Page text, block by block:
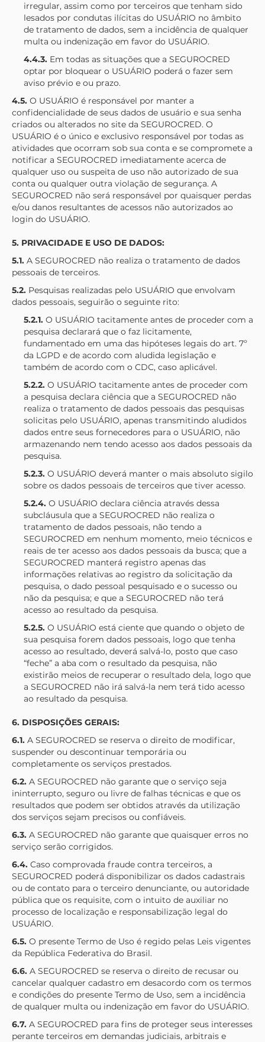
irregular, assim como por terceiros que tenham sido
lesados por condutas ilícitas do USUÁRIO no âmbito
de tratamento de dados, sem a incidência de qualquer
multa ou indenização em favor do USUÁRIO.
4.4.3. Em todas as situações que a SEGUROCRED
optar por bloquear o USUÁRIO poderá o fazer sem
aviso prévio e ou prazo.
4.5. O USUÁRIO é responsável por manter a
confidencialidade de seus dados de usuário e sua senha
criados ou alterados no site da SEGUROCRED. O
USUÁRIO é o único e exclusivo responsável por todas as
atividades que ocorram sob sua conta e se compromete a
notificar a SEGUROCRED imediatamente acerca de
qualquer uso ou suspeita de uso não autorizado de sua
conta ou qualquer outra violação de segurança. A
SEGUROCRED não será responsável por quaisquer perdas
e/ou danos resultantes de acessos não autorizados ao
login do USUÁRIO.
5. PRIVACIDADE E USO DE DADOS:
5.1. A SEGUROCRED não realiza o tratamento de dados
pessoais de terceiros.
5.2. Pesquisas realizadas pelo USUÁRIO que envolvam
dados pessoais, seguirão o seguinte rito:
5.2.1. O USUÁRIO tacitamente antes de proceder com a
pesquisa declarará que o faz licitamente,
fundamentado em uma das hipóteses legais do art. 7º
da LGPD e de acordo com aludida legislação e
também de acordo com o CDC, caso aplicável.
5.2.2. O USUÁRIO tacitamente antes de proceder com
a pesquisa declara ciência que a SEGUROCRED não
realiza o tratamento de dados pessoais das pesquisas
solicitas pelo USUÁRIO, apenas transmitindo aludidos
dados entre seus fornecedores para o USUÁRIO, não
armazenando nem tendo acesso aos dados pessoais da
pesquisa.
5.2.3. O USUÁRIO deverá manter o mais absoluto sigilo
sobre os dados pessoais de terceiros que tiver acesso.
5.2.4. O USUÁRIO declara ciência através dessa
subcláusula que a SEGUROCRED não realiza o
tratamento de dados pessoais, não tendo a
SEGUROCRED em nenhum momento, meio técnicos e
reais de ter acesso aos dados pessoais da busca; que a
SEGUROCRED manterá registro apenas das
informações relativas ao registro da solicitação da
pesquisa, o dado pessoal pesquisado e o sucesso ou
não da pesquisa; e que a SEGUROCRED não terá
acesso ao resultado da pesquisa.
5.2.5. O USUÁRIO está ciente que quando o objeto de
sua pesquisa forem dados pessoais, logo que tenha
acesso ao resultado, deverá salvá-lo, posto que caso
“feche” a aba com o resultado da pesquisa, não
existirão meios de recuperar o resultado dela, logo que
a SEGUROCRED não irá salvá-la nem terá tido acesso
ao resultado da pesquisa.
6. DISPOSIÇÕES GERAIS:
6.1. A SEGUROCRED se reserva o direito de modificar,
suspender ou descontinuar temporária ou
completamente os serviços prestados.
6.2. A SEGUROCRED não garante que o serviço seja
ininterrupto, seguro ou livre de falhas técnicas e que os
resultados que podem ser obtidos através da utilização
dos serviços sejam precisos ou confiáveis.
6.3. A SEGUROCRED não garante que quaisquer erros no
serviço serão corrigidos.
6.4. Caso comprovada fraude contra terceiros, a
SEGUROCRED poderá disponibilizar os dados cadastrais
ou de contato para o terceiro denunciante, ou autoridade
pública que os requisite, com o intuito de auxiliar no
processo de localização e responsabilização legal do
USUÁRIO.
6.5. O presente Termo de Uso é regido pelas Leis vigentes
da República Federativa do Brasil.
6.6. A SEGUROCRED se reserva o direito de recusar ou
cancelar qualquer cadastro em desacordo com os termos
e condições do presente Termo de Uso, sem a incidência
de qualquer multa ou indenização em favor do USUÁRIO.
6.7. A SEGUROCRED para fins de proteger seus interesses
perante terceiros em demandas judiciais, arbitrais e